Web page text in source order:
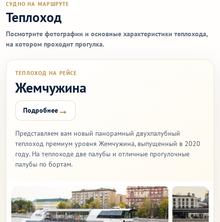
СУДНО НА МАРШРУТЕ
Теплоход
Посмотрите фотографии и основные характеристики теплохода,
на котором проходит прогулка.
ТЕПЛОХОД НА РЕЙСЕ
Жемчужина
Подробнее →
Представляем вам новый панорамный двухпалубный
теплоход премиум уровня Жемчужина, выпущенный в 2020
году. На теплоходе две палубы и отличные прогулочные
палубы по бортам.